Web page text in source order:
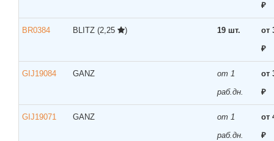
₽
BR0384 BLITZ (2,25 ) 19 шт.
от
₽
GIJ19084 GANZ
от 1
раб.дн.
от
₽
GIJ19071 GANZ
от 1
раб.дн.
от
₽